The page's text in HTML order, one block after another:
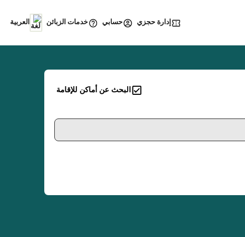
إدارة حجزي حسابي خدمات الزبائن العربية
البحث عن أماكن للإقامة